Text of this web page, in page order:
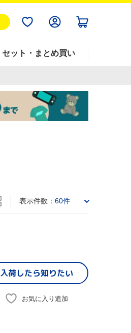
セット・まとめ買い
表示件数： 60件
入荷したら知りたい
お気に入り追加